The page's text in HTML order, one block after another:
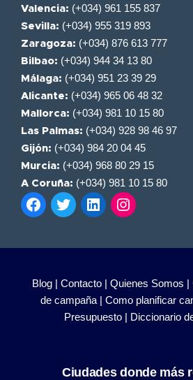
Valencia: (+034) 961 155 837
Sevilla: (+034) 955 319 893
Zaragoza: (+034) 876 613 777
Bilbao: (+034) 944 34 13 80
Málaga: (+034) 951 23 39 29
Alicante: (+034) 965 06 48 32
Mallorca: (+034) 981 10 15 80
Las Palmas: (+034) 928 98 46 97
Gijón: (+034) 984 20 04 45
Murcia: (+034) 968 80 29 15
A Coruña: (+034) 981 10 15 80
Blog | Contacto | Quienes Somos |
de campaña | Como planificar
Presupuesto | Diccionario
Ciudades donde más